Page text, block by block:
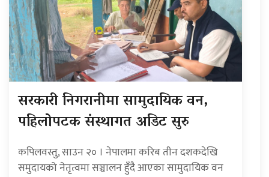
सरकारी निगरानीमा सामुदायिक वन,
पहिलोपटक संस्थागत अडिट सुरु
कपिलवस्तु, साउन २० । नेपालमा करिब तीन दशकदेखि
समुदायको नेतृत्वमा सञ्चालन हुँदै आएका सामुदायिक वन